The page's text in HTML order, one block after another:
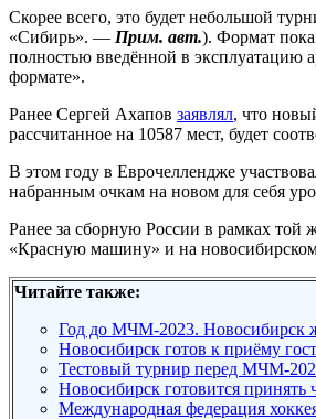
Скорее всего, это будет небольшой
«Сибирь». — Прим. авт.). Формат
полностью введённой в эксплуатацию
формате».
Ранее Сергей Ахапов заявлял, что
рассчитанное на 10587 мест, будет
В этом году в Еврочеллендже
набранным очкам на новом для себя
Ранее за сборную России в рамках
«Красную машину» и на новосибирском
Читайте также:
Год до МЧМ-2023. Новосибирск
Новосибирск готов к приёму
Тестовый турнир перед МЧМ-
Новосибирск готовится
Международная федерация